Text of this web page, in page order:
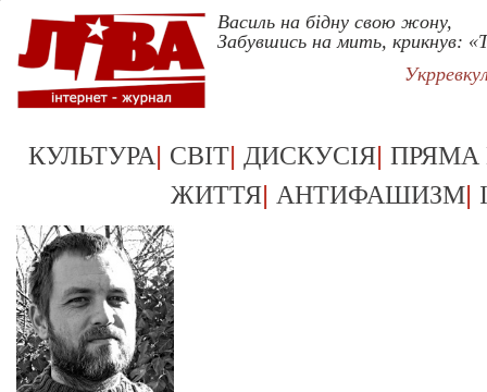
Василь на бідну свою жону,
Забувшись на мить, крикнув:
КУЛЬТУРА| СВІТ| ДИСКУСІЯ| ПРЯМА
ЖИТТЯ| АНТИФАШИЗМ|